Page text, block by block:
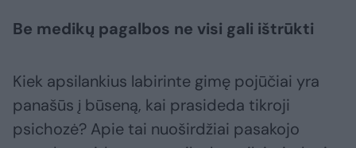
Be medikų pagalbos ne visi gali ištrūkti
Kiek apsilankius labirinte gimę pojūčiai yra
panašūs į būseną, kai prasideda tikroji
psichozė? Apie tai nuoširdžiai pasakojo